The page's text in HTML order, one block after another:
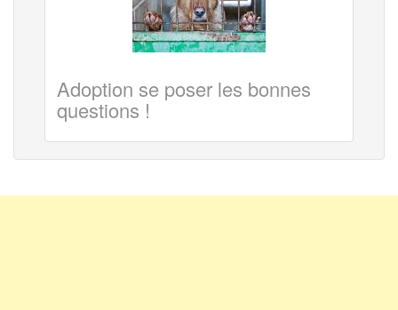
Adoption se poser les bonnes
questions !